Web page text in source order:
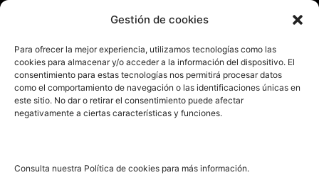
Gestión de cookies
Para ofrecer la mejor experiencia, utilizamos tecnologías como las
cookies para almacenar y/o acceder a la información del dispositivo. El
consentimiento para estas tecnologías nos permitirá procesar datos
como el comportamiento de navegación o las identificaciones únicas en
este sitio. No dar o retirar el consentimiento puede afectar
negativamente a ciertas características y funciones.
Consulta nuestra Política de cookies para más información.
PRL | Films
PRL | Play
PRL | LAB